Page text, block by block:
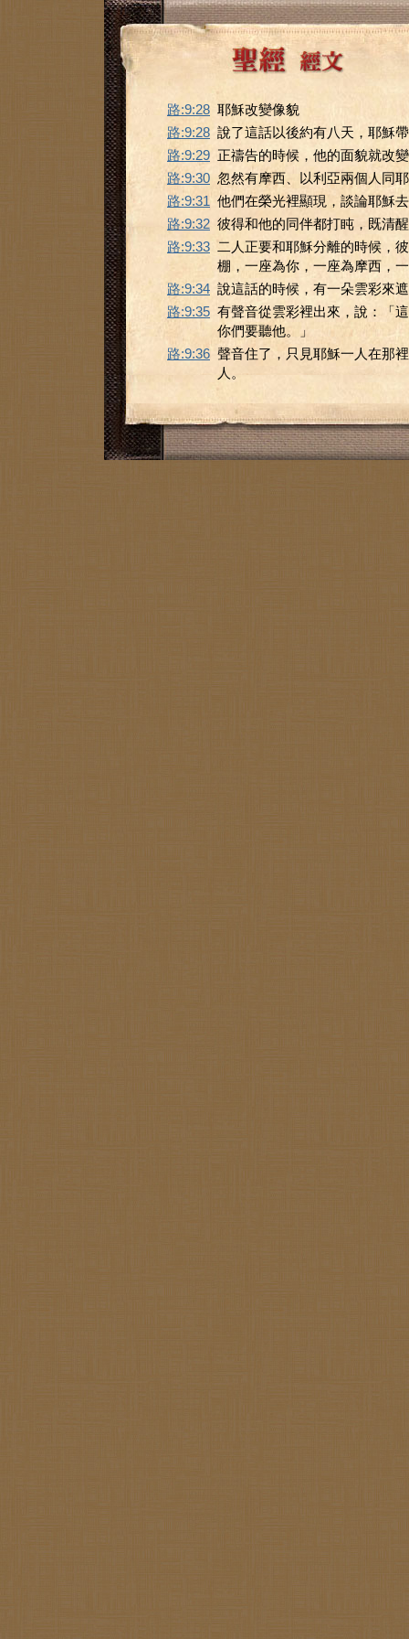
路:9:28 耶穌改變像貌
路:9:28 說了這話以後約有八天，耶穌
路:9:29 正禱告的時候，他的面貌就改
路:9:30 忽然有摩西、以利亞兩個人同
路:9:31 他們在榮光裡顯現，談論耶穌
路:9:32 彼得和他的同伴都打盹，既清
路:9:33 二人正要和耶穌分離的時候，
棚，一座為你，一座為摩西，
路:9:34 說這話的時候，有一朵雲彩來
路:9:35 有聲音從雲彩裡出來，說：「
你們要聽他。」
路:9:36 聲音住了，只見耶穌一人在那
人。